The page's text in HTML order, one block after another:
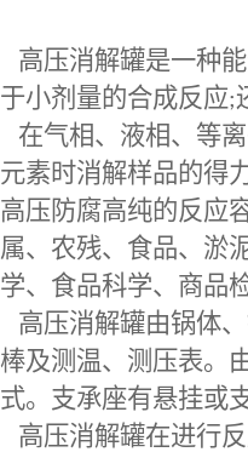
高压消解罐是一种
于小剂量的合成反应;
在气相、液相、等
元素时消解样品的得
高压防腐高纯的反应
属、农残、食品、淤
学、食品科学、商品
高压消解罐由锅体
棒及测温、测压表。
式。支承座有悬挂或
高压消解罐在进行